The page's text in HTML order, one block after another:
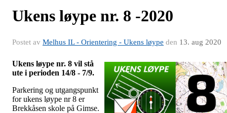
Ukens løype nr. 8 -2020
Postet av Melhus IL - Orientering - Ukens løype den 13. aug 2020
Ukens løype nr. 8 vil stå
ute i perioden 14/8 - 7/9.
Parkering og utgangspunkt
for ukens løype nr 8 er
Brekkåsen skole på Gimse.